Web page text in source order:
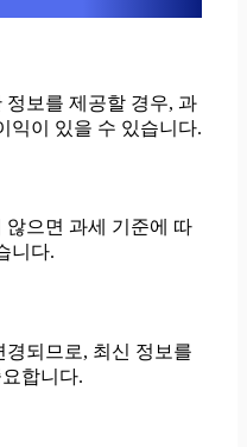
보를 제공할 경우, 과
익이 있을 수 있습니다.
않으면 과세 기준에 따
니다.
되므로, 최신 정보를
합니다.